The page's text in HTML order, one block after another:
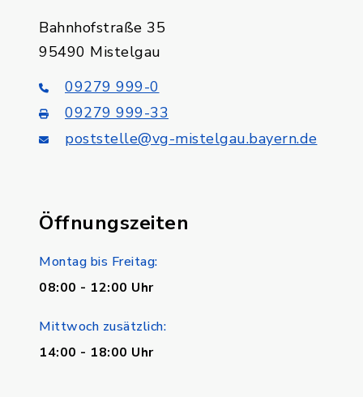
Bahnhofstraße 35
95490 Mistelgau
09279 999-0
09279 999-33
poststelle@vg-mistelgau.bayern.de
Öffnungszeiten
Montag bis Freitag:
08:00 - 12:00 Uhr
Mittwoch zusätzlich:
14:00 - 18:00 Uhr